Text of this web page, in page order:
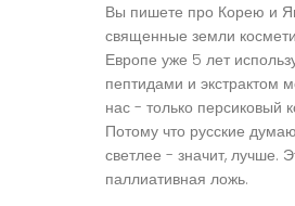
Вы пишете про Корею и
священные земли
Европе уже 5 лет
пептидами и экстрактом
нас - только персиковый
Потому что русские
светлее - значит, лучше.
паллиативная ложь.